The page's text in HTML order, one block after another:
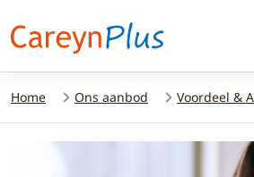
Home Ons aanbod Voordeel &